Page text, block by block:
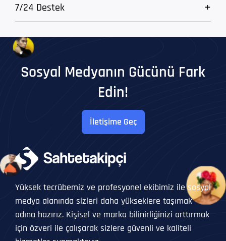
7/24 Destek
Sosyal Medyanın Gücünü Fark
Edin!
İletişime Geç
Yüksek tecrübemiz ve profesyonel ekibimiz ile sosyal
medya alanında sizleri daha yükseklere taşımak
adına hazırız. Kişisel ve marka bilinirliğinizi arttırmak
için özveri ile çalışarak sizlere güvenli ve kaliteli